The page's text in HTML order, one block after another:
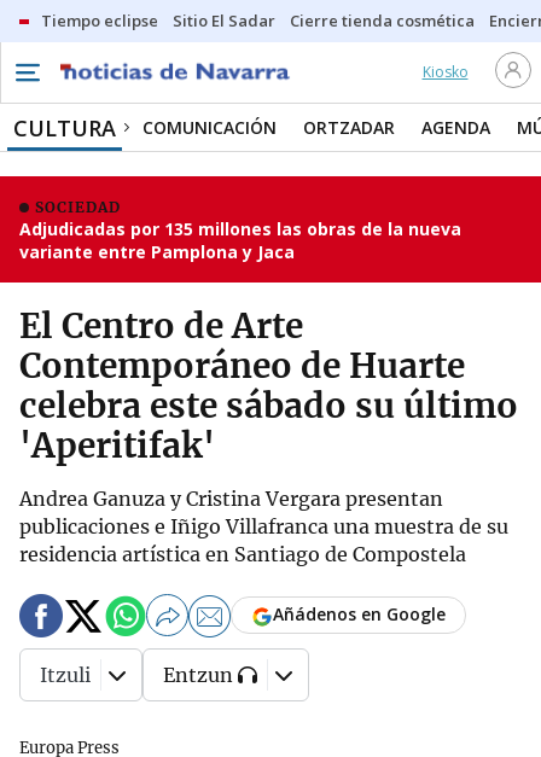
Tiempo eclipse Sitio El Sadar Cierre tienda cosmética
Kiosko
CULTURA COMUNICACIÓN ORTZADAR AGENDA
SOCIEDAD
Adjudicadas por 135 millones las obras de la nueva
variante entre Pamplona y Jaca
El Centro de Arte
Contemporáneo de Huarte
celebra este sábado su último
'Aperitifak'
Andrea Ganuza y Cristina Vergara presentan
publicaciones e Iñigo Villafranca una muestra de su
residencia artística en Santiago de Compostela
Europa Press
Añádenos en Google
Itzuli Entzun